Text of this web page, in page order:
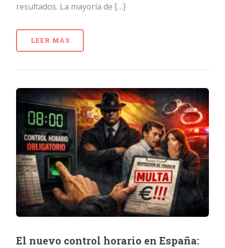
resultados. La mayoría de […]
LEER MÁS
El nuevo control horario en España: